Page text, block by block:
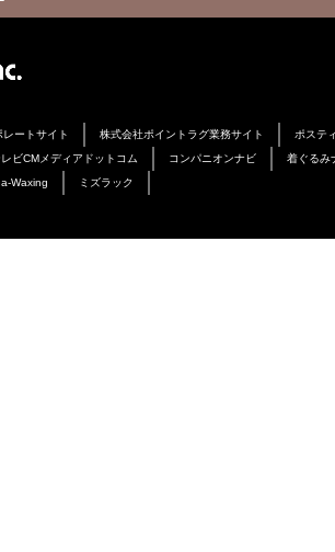
ートサイト 株式会社ポイントラグ業務サイト
ポステ
ビCMメディアドットコム コンパニオンナビ
着ぐるみ
Waxing
ミズラック